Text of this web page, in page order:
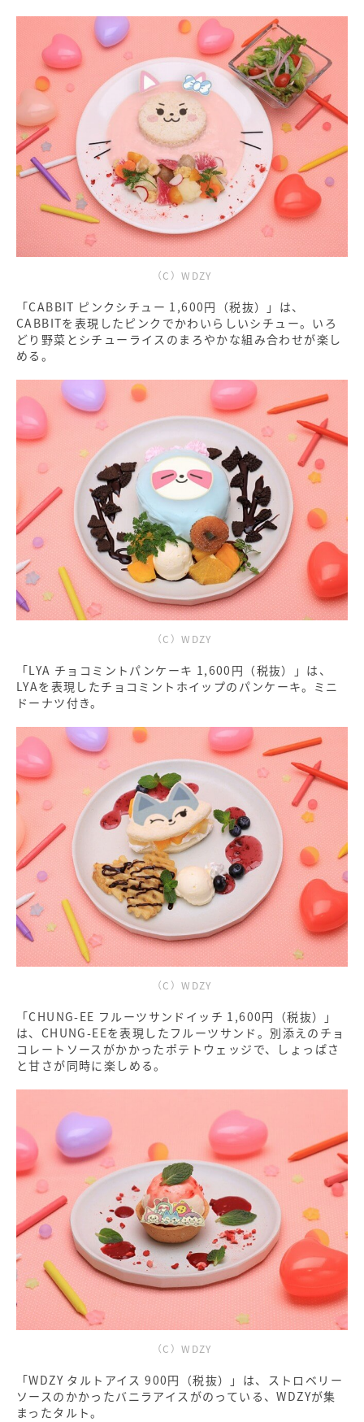
（C）WDZY
「CABBIT ピンクシチュー 1,600円（税抜）」は、
CABBITを表現したピンクでかわいらしいシチュー。いろ
どり野菜とシチューライスのまろやかな組み合わせが楽し
める。
（C）WDZY
「LYA チョコミントパンケーキ 1,600円（税抜）」は、
LYAを表現したチョコミントホイップのパンケーキ。ミニ
ドーナツ付き。
（C）WDZY
「CHUNG-EE フルーツサンドイッチ 1,600円（税抜）」
は、CHUNG-EEを表現したフルーツサンド。別添えのチョ
コレートソースがかかったポテトウェッジで、しょっぱさ
と甘さが同時に楽しめる。
（C）WDZY
「WDZY タルトアイス 900円（税抜）」は、ストロベリー
ソースのかかったバニラアイスがのっている、WDZYが集
まったタルト。